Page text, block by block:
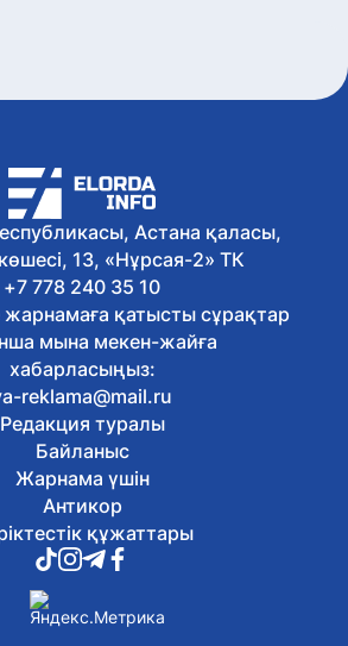
2026
кодекс жаңартылды: не
2026
театрларында балаларға
қойылымдар көбейіп келеді
2026
ұсталған алиментті
жұмыс беруші жауапқа
2026
интернет-алаяқтардан
қорғауға болады
2026
өндірушілермен жеңіл
дамыту мәселелері
2026
Абай күніне орай
алғашқы қалалық
Астана қаласы,
13, «Нұрсая-2» ТК
+7 778 240 35 10
қатысты сұрақтар
мына мекен-жайға
хабарласыңыз:
reklama@mail.ru
Редакция туралы
Байланыс
Жарнама үшін
Антикор
құжаттары